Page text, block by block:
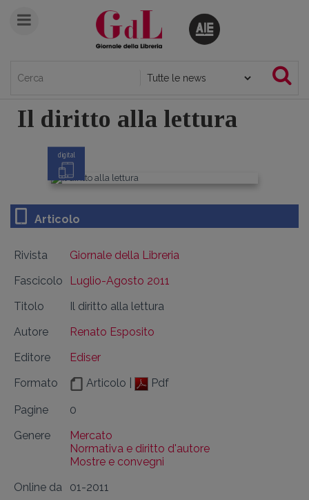
Il diritto alla lettura
digital
Articolo
Rivista
Giornale della Libreria
Fascicolo
Luglio-Agosto 2011
Titolo
Il diritto alla lettura
Autore
Renato Esposito
Editore
Ediser
Formato
Articolo | Pdf
Pagine
0
Genere
Mercato
Normativa e diritto d'autore
Mostre e convegni
Online da
01-2011